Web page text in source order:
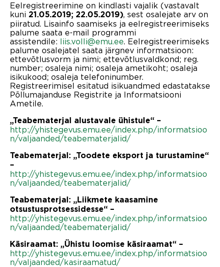
Eelregistreerimine on kindlasti vajalik (vastavalt
kuni 21.05.2019; 22.05.2019), sest osalejate arv on
piiratud. Lisainfo saamiseks ja eelregistreerimiseks
palume saata e-mail programmi
assistendile: liis.volli@emu.ee. Eelregistreerimiseks
palume osalejatel saata järgnev informatsioon:
ettevõtlusvorm ja nimi; ettevõtlusvaldkond; reg.
number; osaleja nimi; osaleja ametikoht; osaleja
isikukood; osaleja telefoninumber.
Registreerimisel esitatud isikuandmed edastatakse
Põllumajanduse Registrite ja Informatsiooni
Ametile.
„Teabematerjal alustavale ühistule“ –
http://yhistegevus.emu.ee/index.php/informatsioo
n/valjaanded/teabematerjalid/
Teabematerjal: „Toodete eksport ja turustamine“
–
http://yhistegevus.emu.ee/index.php/informatsioo
n/valjaanded/teabematerjalid/
Teabematerjal: „Liikmete kaasamine
otsustusprotsessidesse“ –
http://yhistegevus.emu.ee/index.php/informatsioo
n/valjaanded/teabematerjalid/
Käsiraamat: „Ühistu loomise käsiraamat“ –
http://yhistegevus.emu.ee/index.php/informatsioo
n/valjaanded/kasiraamatud/